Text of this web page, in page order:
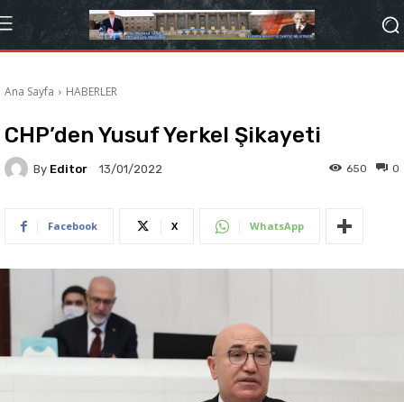
Ana Sayfa HABERLER
CHP’den Yusuf Yerkel Şikayeti
By Editor 13/01/2022 0
650
Facebook X WhatsApp